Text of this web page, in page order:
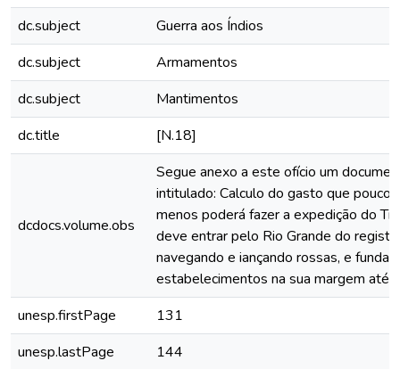
dc.subject
Guerra aos Índios
dc.subject
Armamentos
dc.subject
Mantimentos
dc.title
[N.18]
dcdocs.volume.obs
Segue anexo a este ofício um
intitulado: Calculo do gasto que pouco
menos poderá fazer a expedição do
deve entrar pelo Rio Grande do
navegando e iançando rossas, e
estabelecimentos na sua margem até
unesp.firstPage
131
unesp.lastPage
144